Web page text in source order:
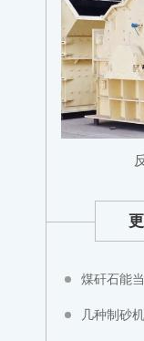
煤矸石能当石
几种制砂机